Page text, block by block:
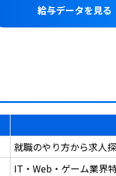
給与データを見る
就職のやり方から求人
IT・Web・ゲーム業界